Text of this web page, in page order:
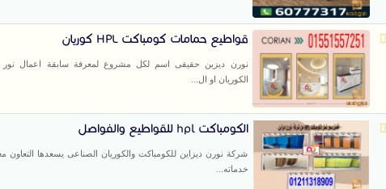
قواطيع حمامات كومباكت HPL كوريان
نورن ديزين حقيقى اسم لكل مشروع لمعرفة سابقة اعمال نور
الكوريان او ال...
الكومباكت hpl للقواطيع والفواصل
شركة نورن ديزاين للكومباكت والكوريان الصناعى يسعدها التعاون
خدماته...